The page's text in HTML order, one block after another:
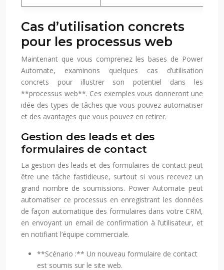
Cas d’utilisation concrets
pour les processus web
Maintenant que vous comprenez les bases de Power
Automate, examinons quelques cas d’utilisation
concrets pour illustrer son potentiel dans les
**processus web**. Ces exemples vous donneront une
idée des types de tâches que vous pouvez automatiser
et des avantages que vous pouvez en retirer.
Gestion des leads et des
formulaires de contact
La gestion des leads et des formulaires de contact peut
être une tâche fastidieuse, surtout si vous recevez un
grand nombre de soumissions. Power Automate peut
automatiser ce processus en enregistrant les données
de façon automatique des formulaires dans votre CRM,
en envoyant un email de confirmation à l’utilisateur, et
en notifiant l’équipe commerciale.
**Scénario :** Un nouveau formulaire de contact
est soumis sur le site web.